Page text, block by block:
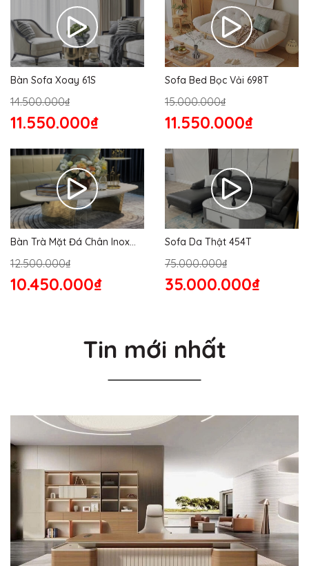
Bàn Sofa Xoay 61S
14.500.000₫
11.550.000₫
Sofa Bed Bọc Vải 698T
15.000.000₫
11.550.000₫
Bàn Trà Mặt Đá Chân Inox
12.500.000₫
10.450.000₫
Sofa Da Thật 454T
75.000.000₫
35.000.000₫
Tin mới nhất